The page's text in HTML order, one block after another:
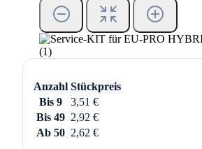
Anzahl Stückpreis
Bis 9
3,51 €
Bis 49 2,92 €
Ab 50 2,62 €